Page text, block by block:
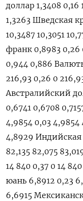
доллар 1,3408 0,16
1,3263 Шведская
10,3487 10,3051
франк 0,8983 0,26
0,944 0,886
216,93 0,26 0
Австралийский
0,6741 0,6708
4,9854 0,03
4,8929 Индийская
82,135 82,075
14 840 0,37 0 14
юань 6,8912 0,23
6,6915